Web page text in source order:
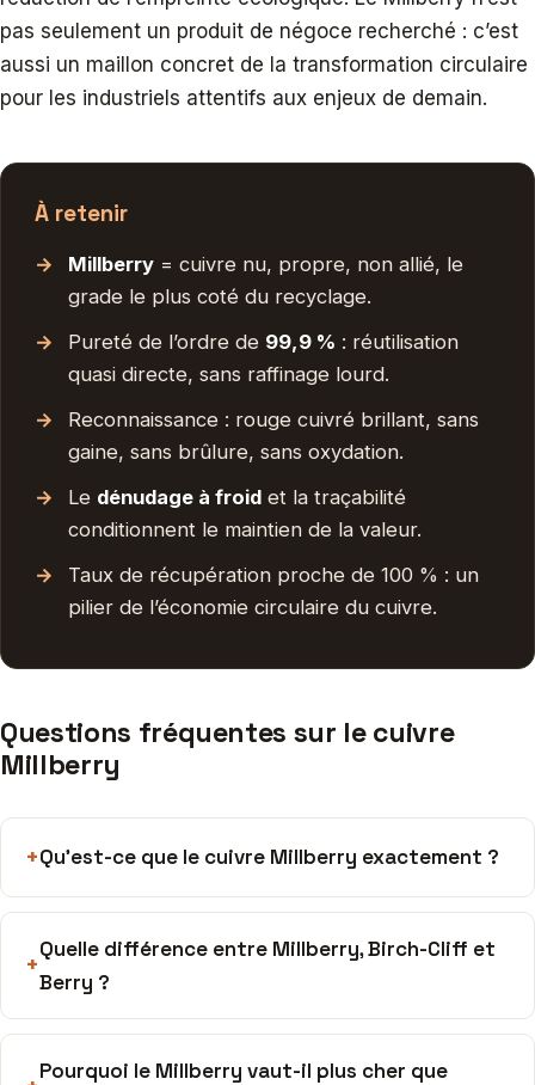
pas seulement un produit de négoce recherché : c’est
aussi un maillon concret de la transformation circulaire
pour les industriels attentifs aux enjeux de demain.
À retenir
Millberry = cuivre nu, propre, non allié, le
grade le plus coté du recyclage.
Pureté de l’ordre de 99,9 % : réutilisation
quasi directe, sans raffinage lourd.
Reconnaissance : rouge cuivré brillant, sans
gaine, sans brûlure, sans oxydation.
Le dénudage à froid et la traçabilité
conditionnent le maintien de la valeur.
Taux de récupération proche de 100 % : un
pilier de l’économie circulaire du cuivre.
Questions fréquentes sur le cuivre
Millberry
Qu’est-ce que le cuivre Millberry exactement ?
Quelle différence entre Millberry, Birch-Cliff et
Berry ?
Pourquoi le Millberry vaut-il plus cher que